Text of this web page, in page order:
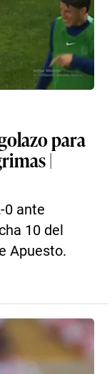
para
|
0 ante
10 del
Apuesto.